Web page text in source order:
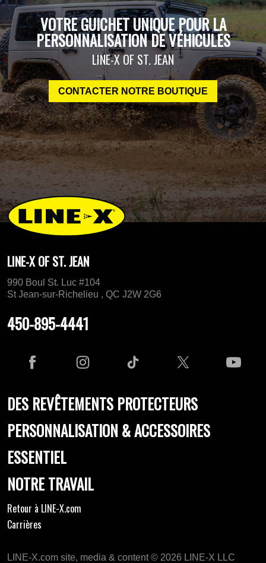
VOTRE GUICHET UNIQUE POUR LA
PERSONNALISATION DE VÉHICULES
LINE-X OF ST. JEAN
CONTACTER NOTRE BOUTIQUE
LINE-X OF ST. JEAN
990 Boul St. Luc #104
St Jean-sur-Richelieu , QC J2W 2G6
450-895-4441
DES REVÊTEMENTS PROTECTEURS
PERSONNALISATION & ACCESSOIRES
ESSENTIEL
NOTRE TRAVAIL
Retour à LINE-X.com
Carrières
LINE-X.com site, media & content © 2026 LINE-X LLC